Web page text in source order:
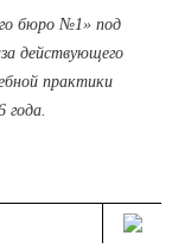
бюро №1» под
действующего
практики
года.